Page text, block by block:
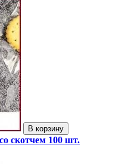
В корзину
скотчем 100 шт.